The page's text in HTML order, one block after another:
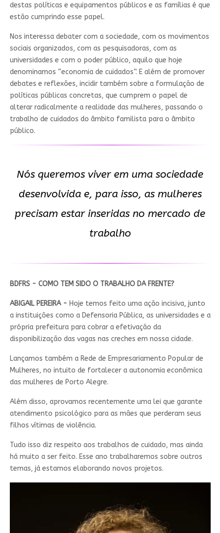
destas políticas e equipamentos públicos e as famílias é que
estão cumprindo esse papel.
Nos interessa debater com a sociedade, com os movimentos
sociais organizados, com as pesquisadoras, com as
universidades e com o poder público, aquilo que hoje
denominamos “economia de cuidados”. E além de promover
debates e reflexões, incidir também sobre a formulação de
políticas públicas concretas, que cumprem o papel de
alterar radicalmente a realidade das mulheres, passando o
trabalho de cuidados do âmbito familista para o âmbito
público.
Nós queremos viver em uma sociedade
desenvolvida e, para isso, as mulheres
precisam estar inseridas no mercado de
trabalho
BDFRS - COMO TEM SIDO O TRABALHO DA FRENTE?
ABIGAIL PEREIRA - Hoje temos feito uma ação incisiva, junto
a instituições como a Defensoria Pública, as universidades e a
própria prefeitura para cobrar a efetivação da
disponibilização das vagas nas creches em nossa cidade.
Lançamos também a Rede de Empresariamento Popular de
Mulheres, no intuito de fortalecer a autonomia econômica
das mulheres de Porto Alegre.
Além disso, aprovamos recentemente uma lei que garante
atendimento psicológico para as mães que perderam seus
filhos vítimas de violência.
Tudo isso diz respeito aos trabalhos de cuidado, mas ainda
há muito a ser feito. Esse ano trabalharemos sobre outros
temas, já estamos elaborando novos projetos.